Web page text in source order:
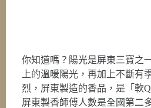
你知道嗎？陽光是屏東三寶之
上的溫暖陽光，再加上不斷有
烈，屏東製造的香品，是「軟
屏東製香師傅人數是全國第二